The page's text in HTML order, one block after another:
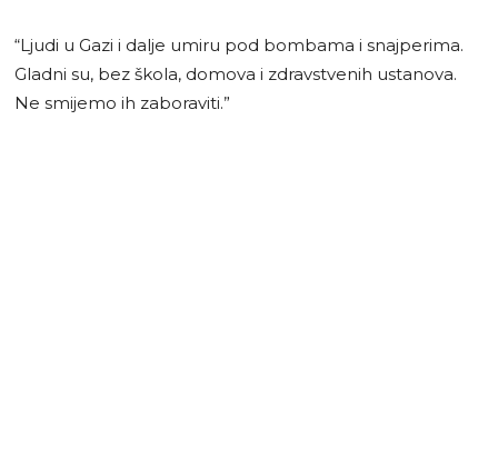
“Ljudi u Gazi i dalje umiru pod bombama i snajperima.
Gladni su, bez škola, domova i zdravstvenih ustanova.
Ne smijemo ih zaboraviti.”